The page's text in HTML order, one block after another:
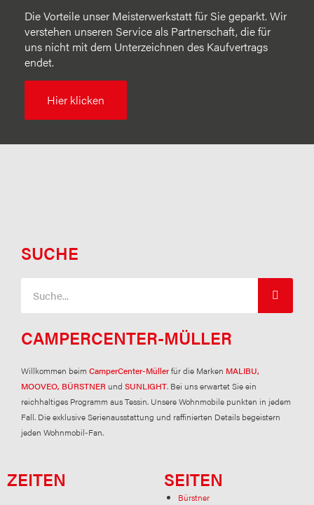
Die Vorteile unser Meisterwerkstatt für Sie geparkt. Wir
verstehen unseren Service als Partnerschaft, die für
uns nicht mit dem Unterzeichnen des Kaufvertrags
endet.
Hier klicken
SUCHE
CAMPERCENTER-MÜLLER
Willkommen beim CamperCenter-Müllerfür die Marken MALIBU,
MOOVEO, BÜRSTNER und SUNLIGHT. Bei uns erwartet Sie ein
reichhaltiges Programm aus Tessin. Unsere Wohnmobile punkten in jedem
Fall. Die exklusive Serienausstattung und raffinierten Details begeistern
jeden Wohnmobil-Fan.
ZEITEN SEITEN
Bürstner